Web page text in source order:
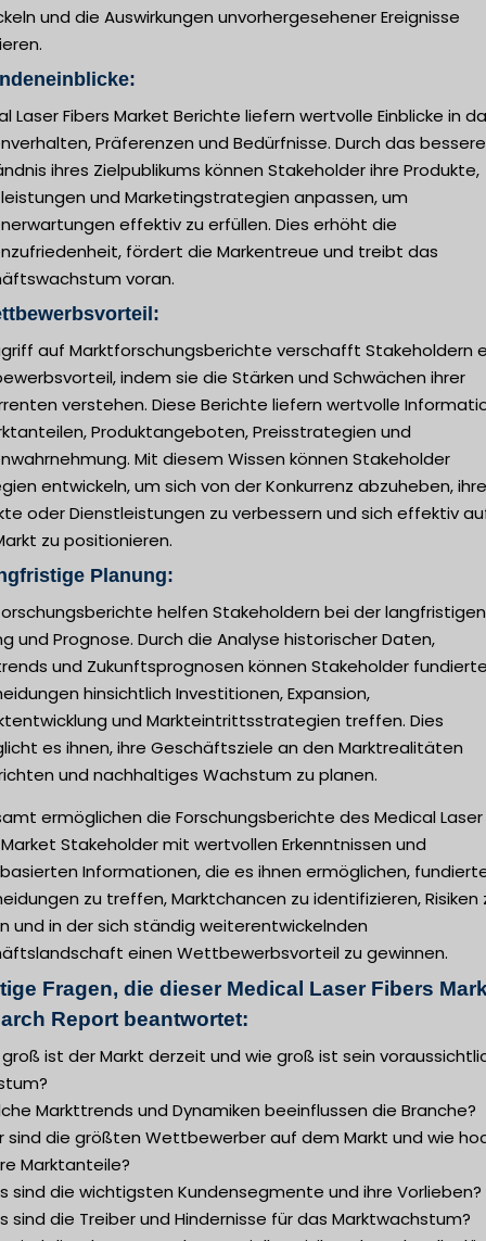
und die Auswirkungen unvorhergesehener Ereignisse
Laser Fibers Market Berichte liefern wertvolle Einblicke in
Präferenzen und Bedürfnisse. Durch das bessere
ihres Zielpublikums können Stakeholder ihre Produkte,
und Marketingstrategien anpassen, um
effektiv zu erfüllen. Dies erhöht die
fördert die Markentreue und treibt das
voran.
auf Marktforschungsberichte verschafft Stakeholdern
indem sie die Stärken und Schwächen ihrer
verstehen. Diese Berichte liefern wertvolle
Produktangeboten, Preisstrategien und
Mit diesem Wissen können Stakeholder
entwickeln, um sich von der Konkurrenz abzuheben, ihre
oder Dienstleistungen zu verbessern und sich effektiv
zu positionieren.
Planung:
helfen Stakeholdern bei der langfristigen
und Prognose. Durch die Analyse historischer Daten,
und Zukunftsprognosen können Stakeholder
hinsichtlich Investitionen, Expansion,
und Markteintrittsstrategien treffen. Dies
es ihnen, ihre Geschäftsziele an den Marktrealitäten
und nachhaltiges Wachstum zu planen.
ermöglichen die Forschungsberichte des Medical Laser
Stakeholder mit wertvollen Erkenntnissen und
Informationen, die es ihnen ermöglichen,
zu treffen, Marktchancen zu identifizieren, Risiken
und in der sich ständig weiterentwickelnden
einen Wettbewerbsvorteil zu gewinnen.
Fragen, die dieser Medical Laser Fibers
Report beantwortet:
groß ist der Markt derzeit und wie groß ist sein
Markttrends und Dynamiken beeinflussen die Branche?
sind die größten Wettbewerber auf dem Markt und wie
Marktanteile?
sind die wichtigsten Kundensegmente und ihre Vorlieben?
sind die Treiber und Hindernisse für das Marktwachstum?